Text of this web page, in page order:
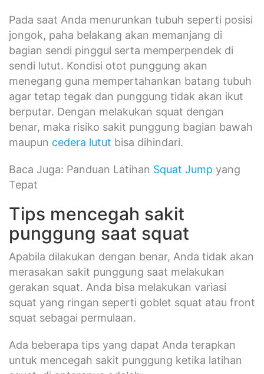
Pada saat Anda menurunkan tubuh seperti posisi
jongok, paha belakang akan memanjang di
bagian sendi pinggul serta memperpendek di
sendi lutut. Kondisi otot punggung akan
menegang guna mempertahankan batang tubuh
agar tetap tegak dan punggung tidak akan ikut
berputar. Dengan melakukan squat dengan
benar, maka risiko sakit punggung bagian bawah
maupun cedera lutut bisa dihindari.
Baca Juga: Panduan Latihan Squat Jump yang
Tepat
Tips mencegah sakit
punggung saat squat
Apabila dilakukan dengan benar, Anda tidak akan
merasakan sakit punggung saat melakukan
gerakan squat. Anda bisa melakukan variasi
squat yang ringan seperti goblet squat atau front
squat sebagai permulaan.
Ada beberapa tips yang dapat Anda terapkan
untuk mencegah sakit punggung ketika latihan